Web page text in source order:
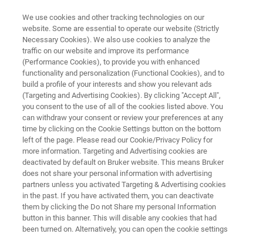
EVENT - CHINA
2021国际固体核磁技术与应用前
沿论坛暨固体核磁共振波谱学技
术研讨会
联系我们
We use cookies and other tracking technologies on our
website. Some are essential to operate our website (Strictly
Necessary Cookies). We also use cookies to analyze the
traffic on our website and improve its performance
(Performance Cookies), to provide you with enhanced
functionality and personalization (Functional Cookies), and to
build a profile of your interests and show you relevant ads
(Targeting and Advertising Cookies). By clicking "Accept All",
you consent to the use of all of the cookies listed above. You
can withdraw your consent or review your preferences at any
time by clicking on the Cookie Settings button on the bottom
left of the page. Please read our Cookie/Privacy Policy for
more information. Targeting and Advertising cookies are
deactivated by default on Bruker website. This means Bruker
does not share your personal information with advertising
partners unless you activated Targeting & Advertising cookies
in the past. If you have activated them, you can deactivate
them by clicking the Do not Share my personal Information
button in this banner. This will disable any cookies that had
been turned on. Alternatively, you can open the cookie settings